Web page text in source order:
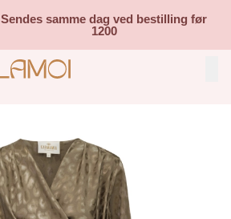
Sendes samme dag ved bestilling før
1200